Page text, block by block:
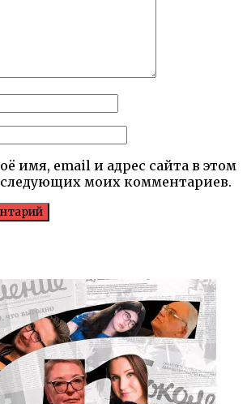
имя, email и адрес сайта в этом
моих комментариев.